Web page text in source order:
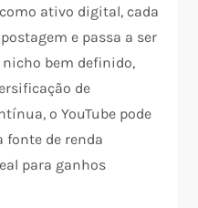
ativo digital, cada
e passa a ser
bem definido,
de
o YouTube pode
fonte de renda
para ganhos